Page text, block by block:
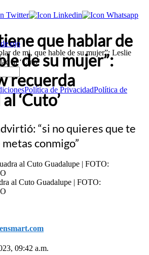
de mi, que hable de su mujer”: Leslie
al ‘Cuto’
Política de PrivacidadPolítica de
que hablar de
de su mujer”:
recuerda
‘Cuto’
“si no quieres que te
conmigo”
al Cuto Guadalupe | FOTO:
09:42 a.m.